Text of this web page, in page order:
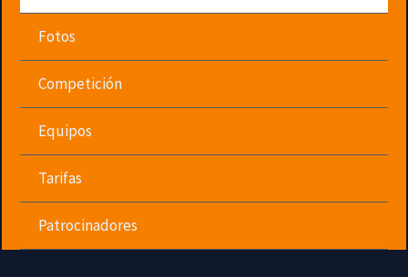
Fotos
Competición
Equipos
Tarifas
Patrocinadores